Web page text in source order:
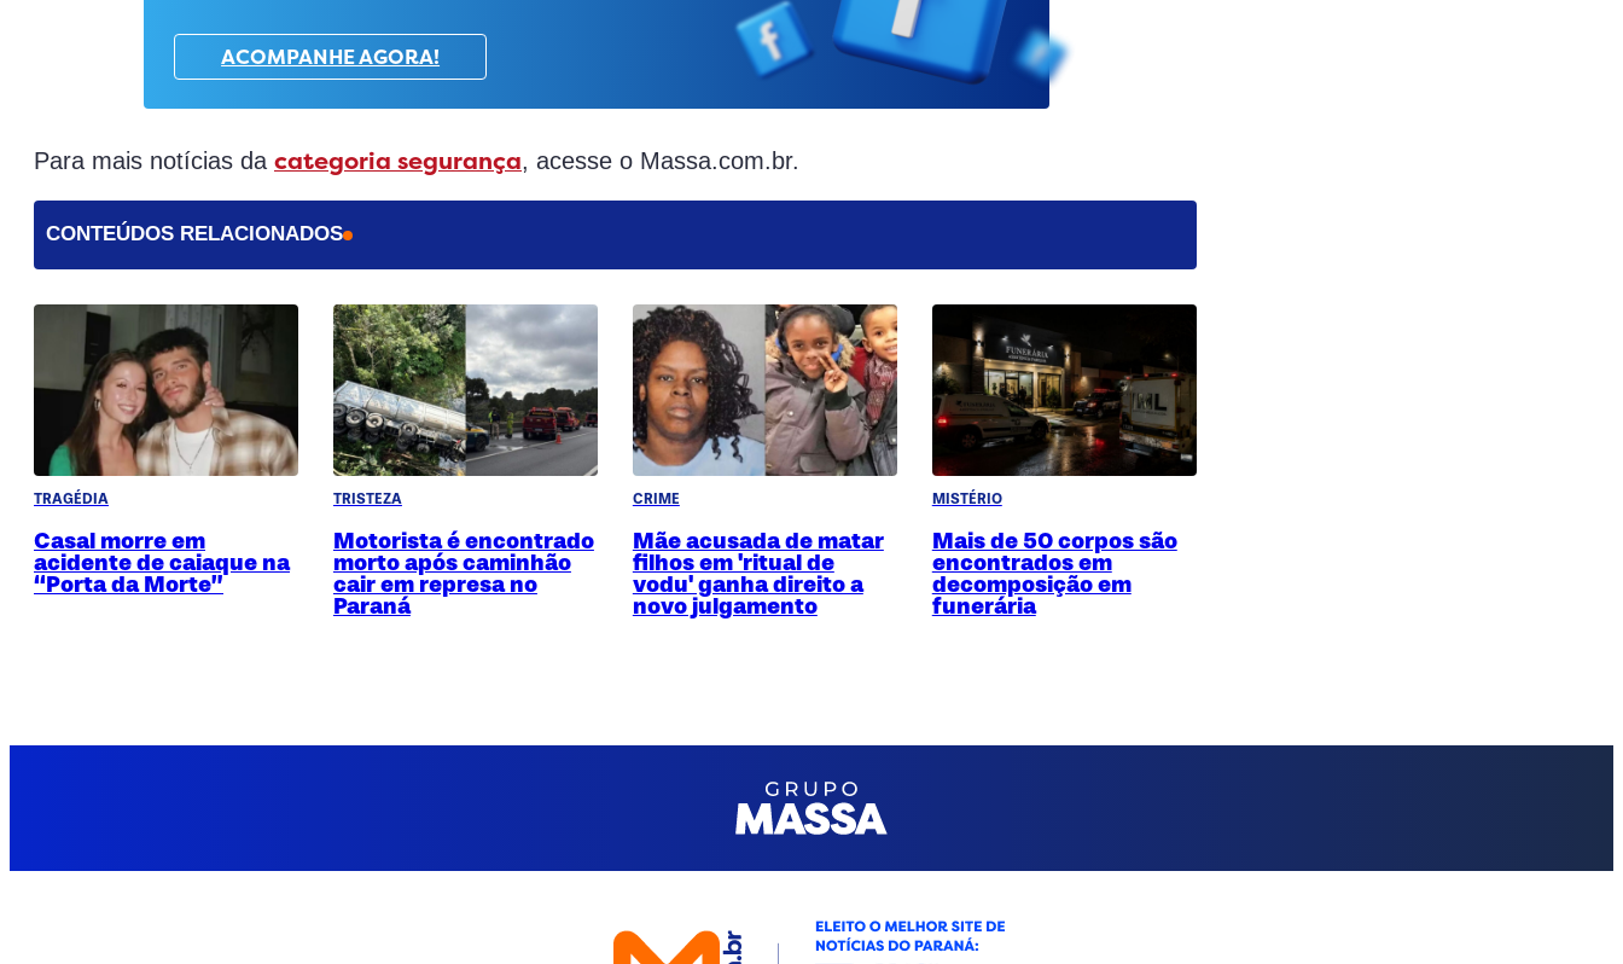
ACOMPANHE AGORA!
Para mais notícias da categoria segurança, acesse o Massa.com.br.
CONTEÚDOS RELACIONADOS
TRAGÉDIA
Casal morre em
acidente de caiaque na
“Porta da Morte”
TRISTEZA
Motorista é encontrado
morto após caminhão
cair em represa no
Paraná
CRIME
Mãe acusada de matar
filhos em 'ritual de
vodu' ganha direito a
novo julgamento
MISTÉRIO
Mais de 50 corpos são
encontrados em
decomposição em
funerária